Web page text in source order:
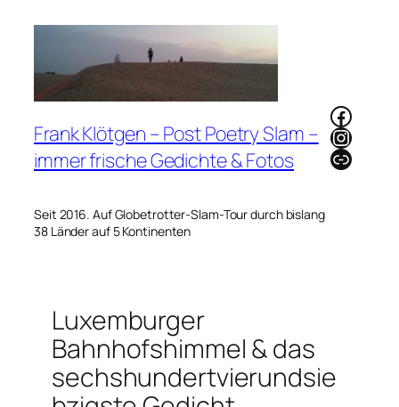
Frank Klötgen – Post Poetry Slam –
immer frische Gedichte & Fotos
Seit 2016. Auf Globetrotter-Slam-Tour durch bislang
38 Länder auf 5 Kontinenten
Link
Luxemburger
Bahnhofshimmel & das
sechshundertvierundsie